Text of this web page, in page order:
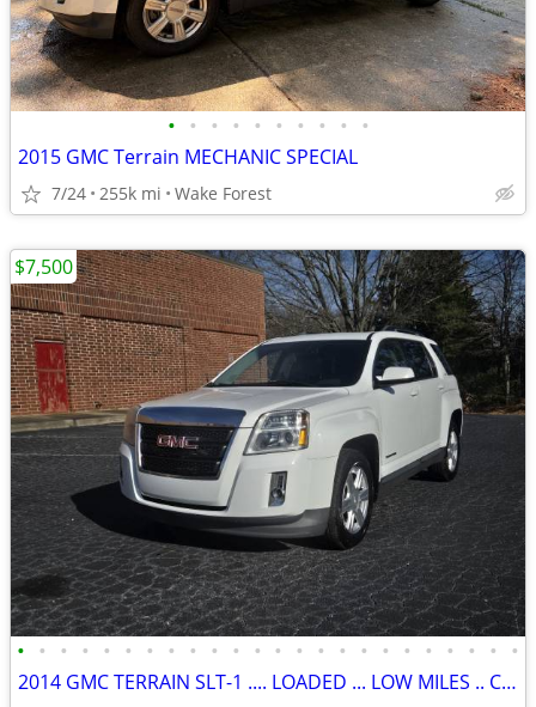
• • • • • • • • • •
2015 GMC Terrain MECHANIC SPECIAL
7/24 255k mi Wake Forest
• • • • • • • • • • • • • • • • • • • • • • • •
2014 GMC TERRAIN SLT-1 .... LOADED ... LOW MILES .. CLEAN TITLE...
$7,500